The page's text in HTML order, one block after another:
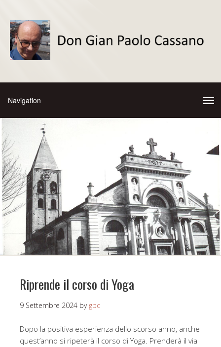
Riprende il corso di Yoga
9 Settembre 2024 by gpc
Dopo la positiva esperienza dello scorso anno, anche
quest’anno si ripeterà il corso di Yoga. Prenderà il via